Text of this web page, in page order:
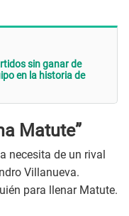
sin ganar de
en la historia de
Matute”
necesita de un rival
Villanueva.
para llenar Matute.